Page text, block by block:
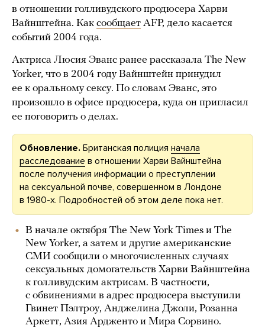
в отношении голливудского продюсера Харви
Вайнштейна. Как сообщает AFP, дело касается
событий 2004 года.
Актриса Люсия Эванс ранее рассказала The New
Yorker, что в 2004 году Вайнштейн принудил
ее к оральному сексу. По словам Эванс, это
произошло в офисе продюсера, куда он пригласил
ее поговорить о делах.
Обновление. Британская полиция начала
расследование в отношении Харви Вайнштейна
после получения информации о преступлении
на сексуальной почве, совершенном в Лондоне
в 1980-х. Подробностей об этом деле пока нет.
В начале октября The New York Times и The
New Yorker, а затем и другие американские
СМИ сообщили о многочисленных случаях
сексуальных домогательств Харви Вайнштейна
к голливудским актрисам. В частности,
с обвинениями в адрес продюсера выступили
Гвинет Пэлтроу, Анджелина Джоли, Розанна
Аркетт, Азия Ардженто и Мира Сорвино.